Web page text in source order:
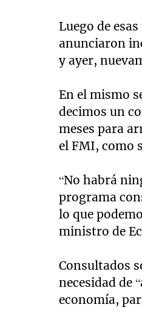
Luego de
anunciaron
y ayer,
En el mismo
decimos un
meses para
el FMI, como
“No habrá
programa
lo que
ministro de
Consultados
necesidad de
economía,